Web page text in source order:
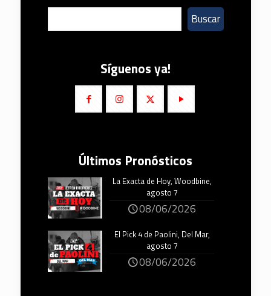
Buscar
Síguenos ya!
Últimos Pronósticos
La Exacta de Hoy, Woodbine,
agosto 7
08/06/2026
El Pick 4 de Paolini, Del Mar,
agosto 7
08/06/2026